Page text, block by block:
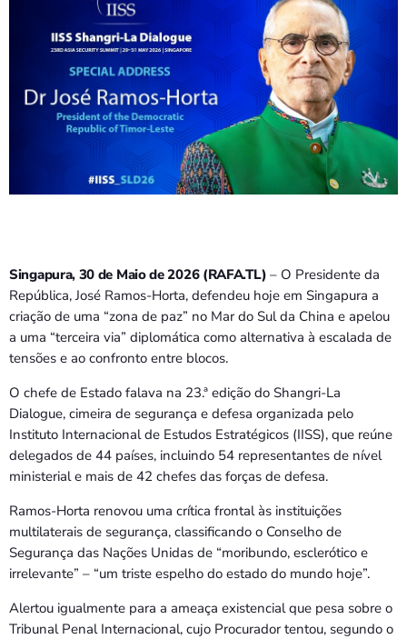
EVENTOS
CONTACTOS
PORTUGUÊS keyboard_arrow_down
7:00 AM - 10:00 AM
Bom dia RAFA
7:00 AM - 9:00 AM
Bom dia RAFA
7:00 AM - 10:00 AM
Singapura, 30 de Maio de 2026 (RAFA.TL) – O Presidente da
República, José Ramos-Horta, defendeu hoje em Singapura a
criação de uma “zona de paz” no Mar do Sul da China e apelou
a uma “terceira via” diplomática como alternativa à escalada de
tensões e ao confronto entre blocos.
O chefe de Estado falava na 23.ª edição do Shangri-La
Dialogue, cimeira de segurança e defesa organizada pelo
Instituto Internacional de Estudos Estratégicos (IISS), que reúne
delegados de 44 países, incluindo 54 representantes de nível
ministerial e mais de 42 chefes das forças de defesa.
Ramos-Horta renovou uma crítica frontal às instituições
multilaterais de segurança, classificando o Conselho de
Segurança das Nações Unidas de “moribundo, esclerótico e
irrelevante” – “um triste espelho do estado do mundo hoje”.
Alertou igualmente para a ameaça existencial que pesa sobre o
Tribunal Penal Internacional, cujo Procurador tentou, segundo o